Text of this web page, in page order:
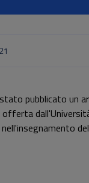
pubblicato un
offerta